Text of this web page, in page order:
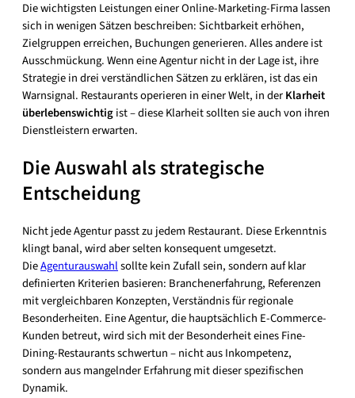
Die wichtigsten Leistungen einer Online-Marketing-Firma lassen
sich in wenigen Sätzen beschreiben: Sichtbarkeit erhöhen,
Zielgruppen erreichen, Buchungen generieren. Alles andere ist
Ausschmückung. Wenn eine Agentur nicht in der Lage ist, ihre
Strategie in drei verständlichen Sätzen zu erklären, ist das ein
Warnsignal. Restaurants operieren in einer Welt, in derKlarheit
überlebenswichtigist – diese Klarheit sollten sie auch von ihren
Dienstleistern erwarten.
Die Auswahl als strategische
Entscheidung
Nicht jede Agentur passt zu jedem Restaurant. Diese Erkenntnis
klingt banal, wird aber selten konsequent umgesetzt.
DieAgenturauswahlsollte kein Zufall sein, sondern auf klar
definierten Kriterien basieren: Branchenerfahrung, Referenzen
mit vergleichbaren Konzepten, Verständnis für regionale
Besonderheiten. Eine Agentur, die hauptsächlich E-Commerce-
Kunden betreut, wird sich mit der Besonderheit eines Fine-
Dining-Restaurants schwertun – nicht aus Inkompetenz,
sondern aus mangelnder Erfahrung mit dieser spezifischen
Dynamik.